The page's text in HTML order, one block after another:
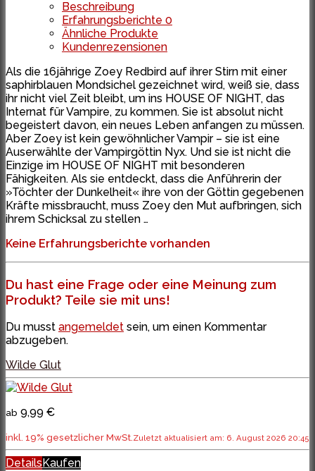
Beschreibung
Erfahrungsberichte 0
Ähnliche Produkte
Kundenrezensionen
Als die 16jährige Zoey Redbird auf ihrer Stirn mit einer
saphirblauen Mondsichel gezeichnet wird, weiß sie, dass
ihr nicht viel Zeit bleibt, um ins HOUSE OF NIGHT, das
Internat für Vampire, zu kommen. Sie ist absolut nicht
begeistert davon, ein neues Leben anfangen zu müssen.
Aber Zoey ist kein gewöhnlicher Vampir – sie ist eine
Auserwählte der Vampirgöttin Nyx. Und sie ist nicht die
Einzige im HOUSE OF NIGHT mit besonderen
Fähigkeiten. Als sie entdeckt, dass die Anführerin der
»Töchter der Dunkelheit« ihre von der Göttin gegebenen
Kräfte missbraucht, muss Zoey den Mut aufbringen, sich
ihrem Schicksal zu stellen …
Keine Erfahrungsberichte vorhanden
Du hast eine Frage oder eine Meinung zum
Produkt? Teile sie mit uns!
Du musst angemeldet sein, um einen Kommentar
abzugeben.
Wilde Glut
ab 9,99 €
inkl. 19% gesetzlicher MwSt.Zuletzt aktualisiert am: 6. August 2026 20:45
Details Kaufen